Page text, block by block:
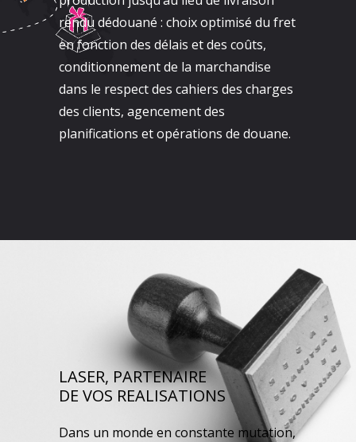
rendu dédouané : choix optimisé du fret
en fonction des délais et des coûts,
conditionnement de la marchandise
dans le respect des cahiers des charges
des clients, agencement des
planifications et opérations de douane.
LASER, PARTENAIRE
DE VOS REALISATIONS
Dans un monde en constante mutation,